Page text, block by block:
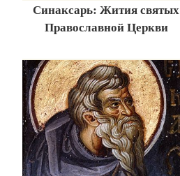
Синаксарь: Жития святых
Православной Церкви